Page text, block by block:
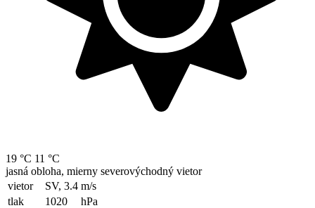
19 °C 11 °C
jasná obloha, mierny severovýchodný vietor
vietor
SV, 3.4 m/s
tlak
1020
hPa